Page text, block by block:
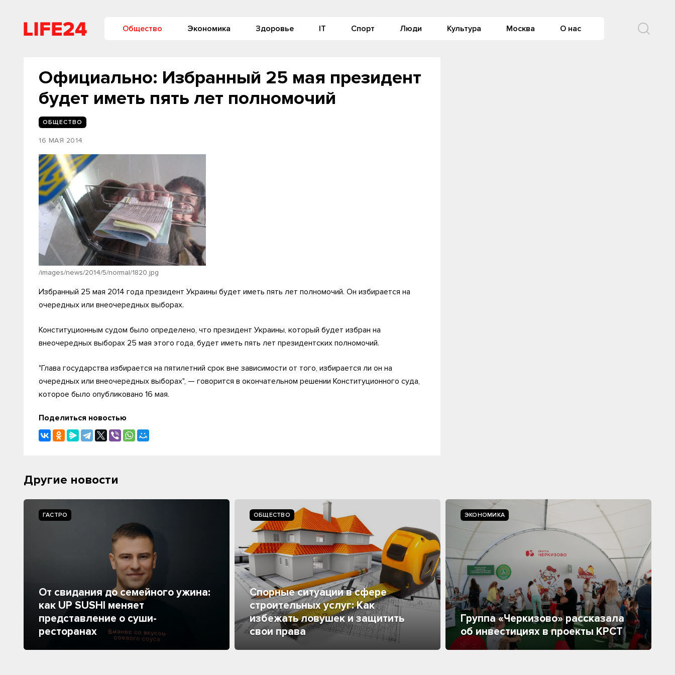
Общество Экономика Здоровье IT Спорт Люди Культура Москва О нас
Официально: Избранный 25 мая президент
будет иметь пять лет полномочий
ОБЩЕСТВО
16 МАЯ 2014
/images/news/2014/5/normal/1820.jpg
Избранный 25 мая 2014 года президент Украины будет иметь пять лет полномочий. Он избирается на
очередных или внеочередных выборах.
Конституционным судом было определено, что президент Украины, который будет избран на
внеочередных выборах 25 мая этого года, будет иметь пять лет президентских полномочий.
"Глава государства избирается на пятилетний срок вне зависимости от того, избирается ли он на
очередных или внеочередных выборах", — говорится в окончательном решении Конституционного суда,
которое было опубликовано 16 мая.
Поделиться новостью
Другие новости
ГАСТРО
От свидания до семейного ужина:
как UP SUSHI меняет
представление о суши-
ресторанах
ОБЩЕСТВО
Спорные ситуации в сфере
строительных услуг: Как
избежать ловушек и защитить
свои права
ЭКОНОМИКА
Группа «Черкизово» рассказала
об инвестициях в проекты КРСТ